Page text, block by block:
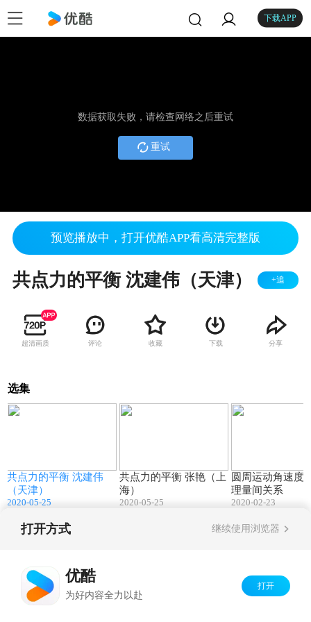
下载APP
数据获取失败，请检查网络之后重试
重试
预览播放中，打开优酷APP看高清完整版
共点力的平衡 沈建伟（天津） +追
超清画质 评论 收藏 下载 分享
选集
共点力的平衡 沈建伟
（天津）
2020-05-25
共点力的平衡 张艳（上
海）
2020-05-25
圆周运动角速度
理量间关系
2020-02-23
打开方式 继续使用浏览器
优酷
为好内容全力以赴
打开